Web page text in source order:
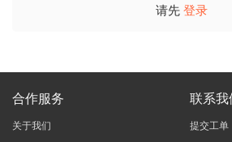
请先 登录
合作服务
关于我们
联系我
提交工单